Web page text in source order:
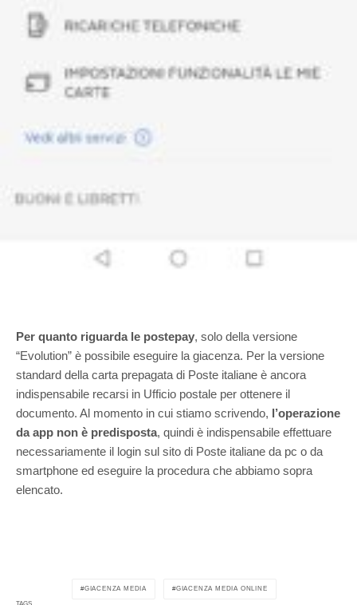
Per quanto riguarda le postepay, solo della versione
“Evolution” è possibile eseguire la giacenza. Per la versione
standard della carta prepagata di Poste italiane è ancora
indispensabile recarsi in Ufficio postale per ottenere il
documento. Al momento in cui stiamo scrivendo, l’operazione
da app non è predisposta, quindi è indispensabile effettuare
necessariamente il login sul sito di Poste italiane da pc o da
smartphone ed eseguire la procedura che abbiamo sopra
elencato.
TAGS
GIACENZA MEDIA GIACENZA MEDIA ONLINE